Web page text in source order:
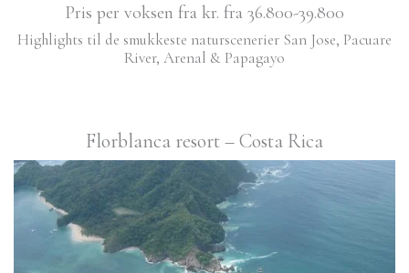
Pris per voksen fra kr. fra 36.800-39.800
Highlights til de smukkeste naturscenerier San Jose, Pacuare
River, Arenal & Papagayo
Florblanca resort – Costa Rica